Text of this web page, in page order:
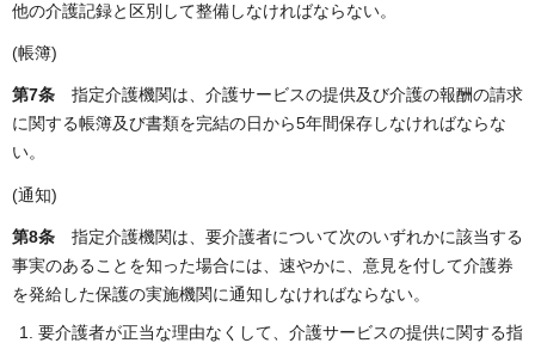
他の介護記録と区別して整備しなければならない。
(帳簿)
第7条 指定介護機関は、介護サービスの提供及び介護の報酬の請求
に関する帳簿及び書類を完結の日から5年間保存しなければならな
い。
(通知)
第8条 指定介護機関は、要介護者について次のいずれかに該当する
事実のあることを知った場合には、速やかに、意見を付して介護券
を発給した保護の実施機関に通知しなければならない。
要介護者が正当な理由なくして、介護サービスの提供に関する指